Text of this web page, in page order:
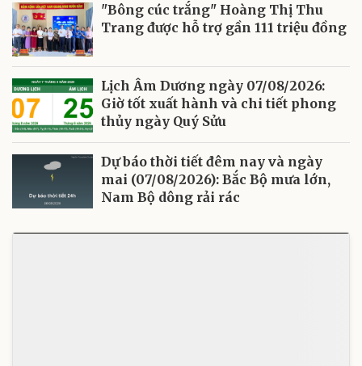
"Bông cúc trắng" Hoàng Thị Thu
Trang được hỗ trợ gần 111 triệu đồng
Lịch Âm Dương ngày 07/08/2026:
Giờ tốt xuất hành và chi tiết phong
thủy ngày Quý Sửu
Dự báo thời tiết đêm nay và ngày
mai (07/08/2026): Bắc Bộ mưa lớn,
Nam Bộ dông rải rác